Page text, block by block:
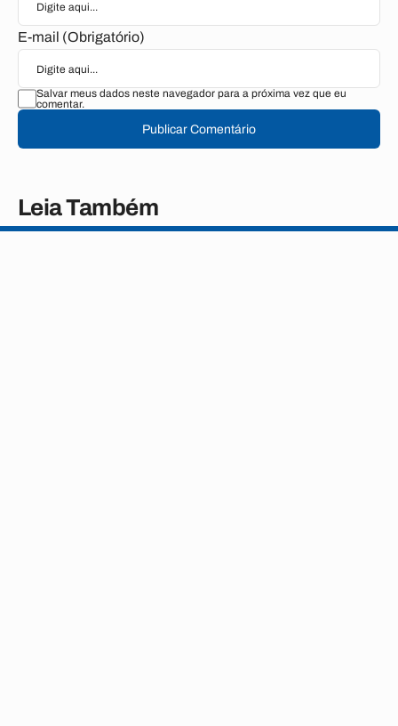
E-mail (Obrigatório)
Salvar meus dados neste navegador para a próxima vez que eu
comentar.
Publicar Comentário
Leia Também